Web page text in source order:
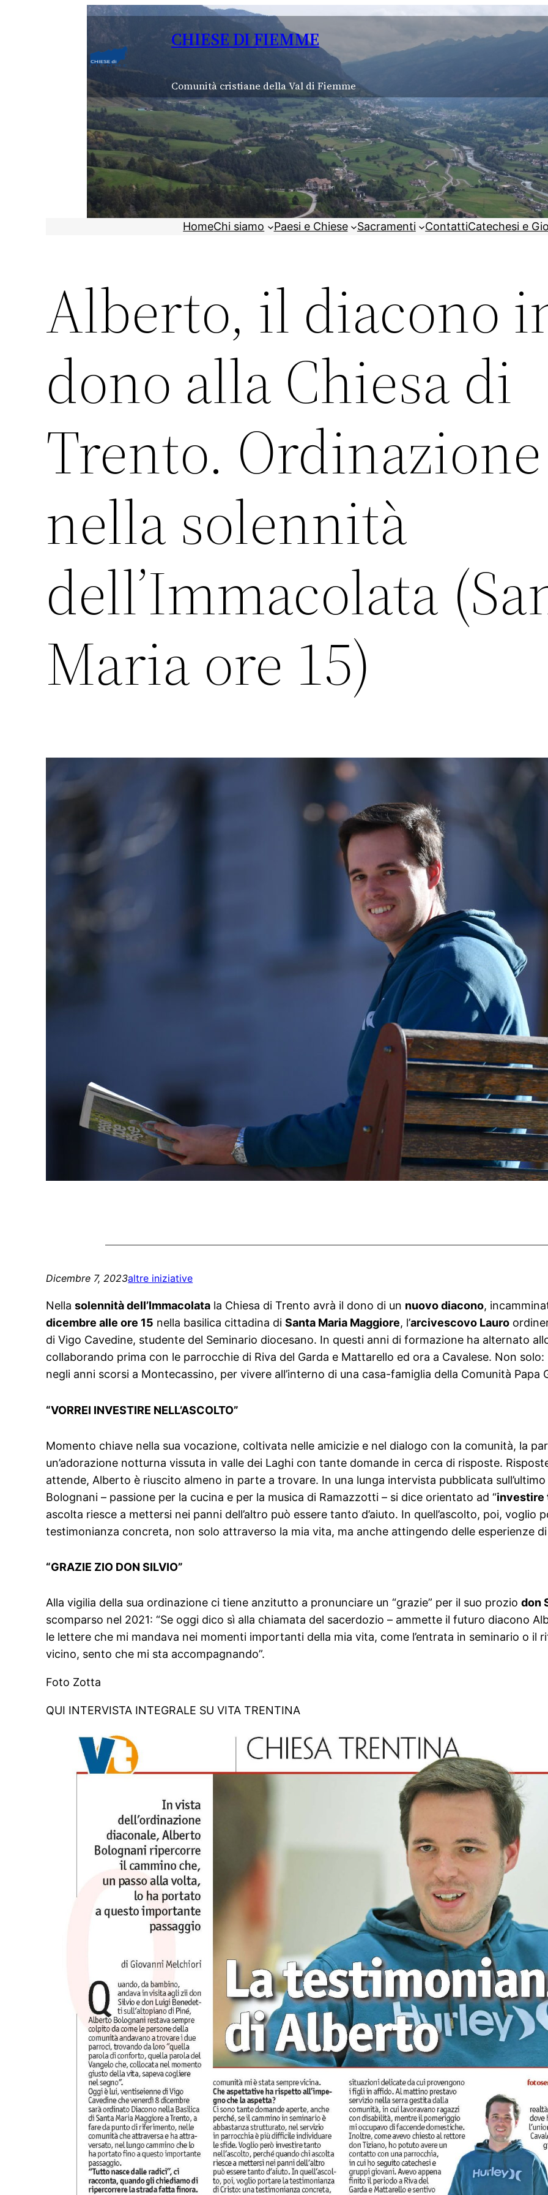
CHIESE DI FIEMME
Comunità cristiane della Val di Fiemme
HomeChi siamo Paesi e Chiese Sacramenti ContattiCatechesi e
Alberto, il diacono
dono alla Chiesa di
Trento. Ordinazione
nella solennità
dell’Immacolata
Maria ore 15)
Dicembre 7, 2023altre iniziative
Nellasolennità dell’Immacolata la Chiesa di Trento avrà il dono di un nuovo diacono,
dicembre alle ore 15 nella basilica cittadina diSanta Maria Maggiore, l’arcivescovo Lauro
di Vigo Cavedine, studente del Seminario diocesano. In questi anni di formazione ha alternato
collaborando prima con le parrocchie di Riva del Garda e Mattarello ed ora a Cavalese. Non
negli anni scorsi a Montecassino, per vivere all’interno di una casa-famiglia della Comunità Papa
“VORREI INVESTIRE NELL’ASCOLTO”
Momento chiave nella sua vocazione, coltivata nelle amicizie e nel dialogo con la comunità, la
un’adorazione notturna vissuta in valle dei Laghi con tante domande in cerca di risposte.
attende, Alberto è riuscito almeno in parte a trovare. In una lunga intervista pubblicata
Bolognani – passione per la cucina e per la musica di Ramazzotti – si dice orientato ad “investire
ascolta riesce a mettersi nei panni dell’altro può essere tanto d’aiuto. In quell’ascolto, poi,
testimonianza concreta, non solo attraverso la mia vita, ma anche attingendo delle esperienze
“GRAZIE ZIO DON SILVIO”
Alla vigilia della sua ordinazione ci tiene anzitutto a pronunciare un “grazie” per il suo proziodon
scomparso nel 2021: “Se oggi dico sì alla chiamata del sacerdozio – ammette il futuro diacono
le lettere che mi mandava nei momenti importanti della mia vita, come l’entrata in seminario o il
vicino, sento che mi sta accompagnando”.
Foto Zotta
QUI INTERVISTA INTEGRALE SU VITA TRENTINA